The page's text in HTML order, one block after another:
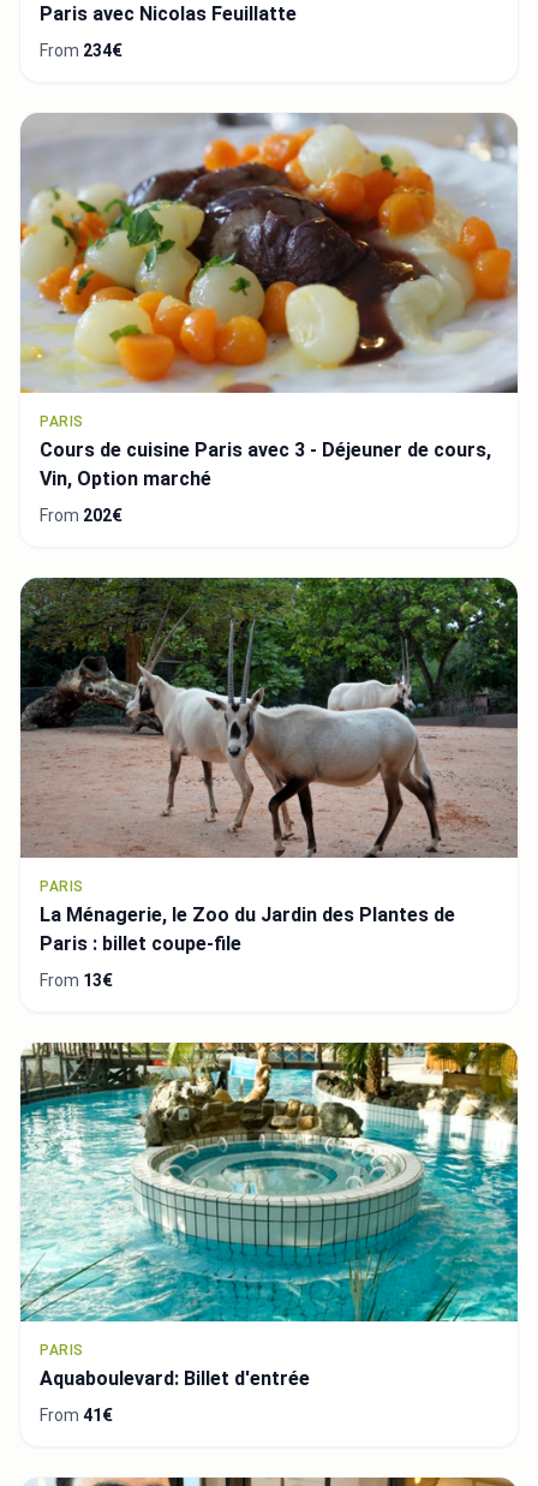
Paris avec Nicolas Feuillatte
From 234€
PARIS
Cours de cuisine Paris avec 3 - Déjeuner de cours,
Vin, Option marché
From 202€
PARIS
La Ménagerie, le Zoo du Jardin des Plantes de
Paris : billet coupe-file
From 13€
PARIS
Aquaboulevard: Billet d'entrée
From 41€